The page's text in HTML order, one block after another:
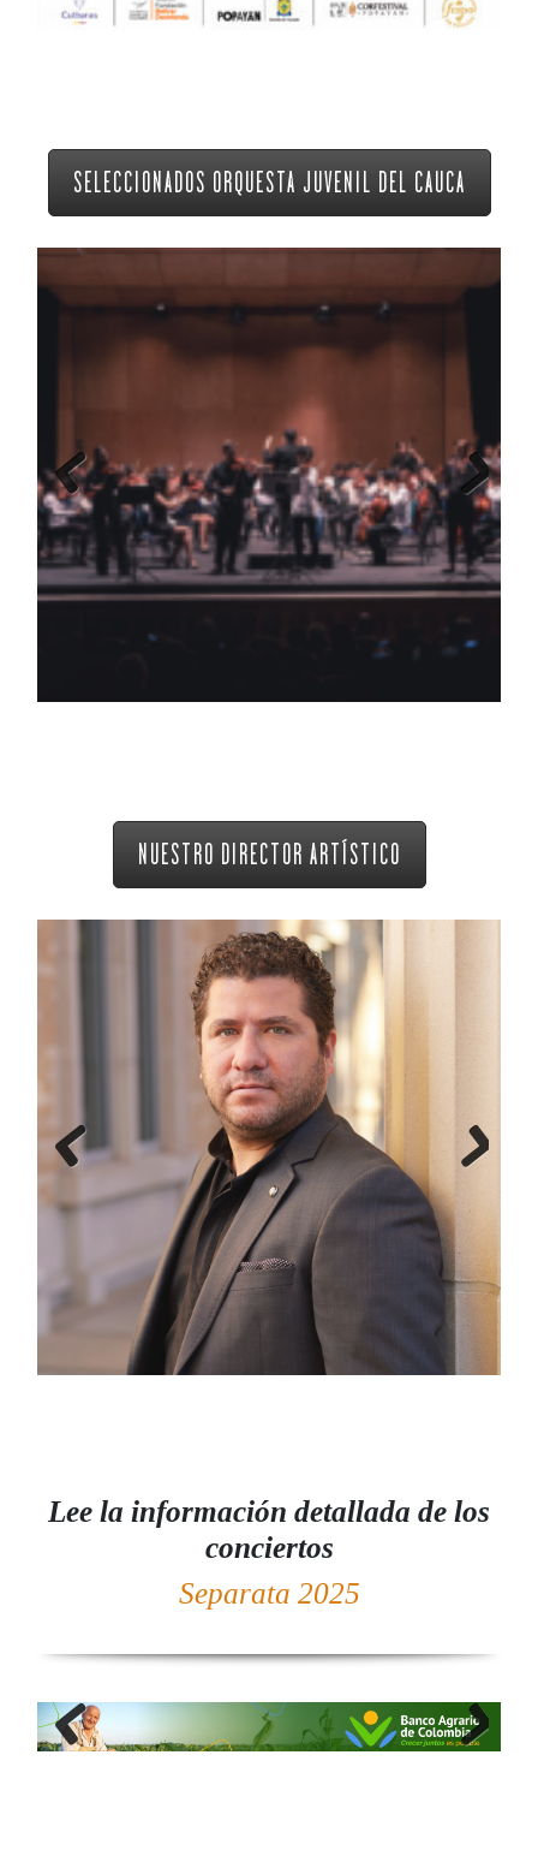
SELECCIONADOS ORQUESTA JUVENIL DEL CAUCA
Previous Next
NUESTRO DIRECTOR ARTÍSTICO
Previous Next
Lee la información detallada de los
conciertos
Separata 2025